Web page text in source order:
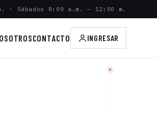
· Sábados 8:00 a.m. – 12:00 m.
CONTACTO INGRESAR